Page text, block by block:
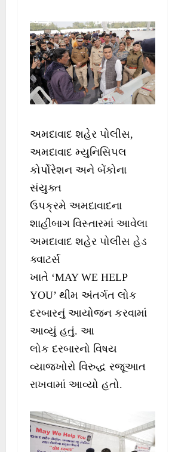
પોલીસ હેડ ક્વાટર્સ
ખાતે ‘MAY WE
HELP YOU’ થીમ
અંતર્ગત ‘લોક
અમદાવાદ શહેર પોલીસ,
અમદાવાદ મ્યુનિસિપલ
કોર્પોરેશન અને બેંકોના
સંયુક્ત
ઉપક્રમે અમદાવાદના
શાહીબાગ વિસ્તારમાં આવેલા
અમદાવાદ શહેર પોલીસ હેડ
ક્વાટર્સ
ખાતે ‘MAY WE HELP
YOU’ થીમ અંતર્ગત લોક
દરબારનું આયોજન કરવામાં
આવ્યું હતું. આ
લોક દરબારનો વિષય
વ્યાજખોરો વિરુદ્ધ રજૂઆત
રાખવામાં આવ્યો હતો.